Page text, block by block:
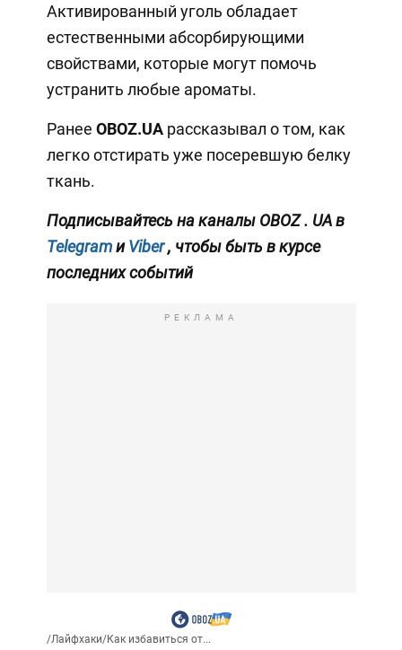
Активированный уголь обладает
естественными абсорбирующими
свойствами, которые могут помочь
устранить любые ароматы.
Ранее OBOZ.UAрассказывал о том, как
легко отстирать уже посеревшую белку
ткань.
Подписывайтесь на каналы OBOZ . UA в
Telegram и Viber , чтобы быть в курсе
последних событий
РЕКЛАМА
/Лайфхаки/Как избавиться от...